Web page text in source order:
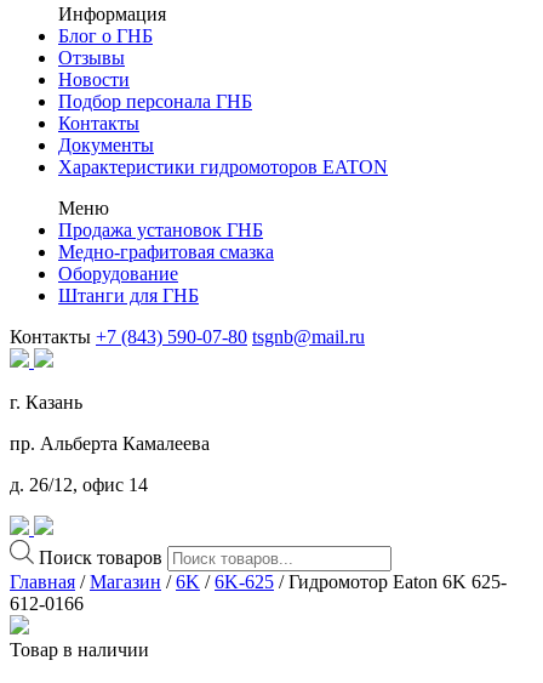
Информация
Блог о ГНБ
Отзывы
Новости
Подбор персонала ГНБ
Контакты
Документы
Характеристики гидромоторов EATON
Меню
Продажа установок ГНБ
Медно-графитовая смазка
Оборудование
Штанги для ГНБ
Контакты +7 (843) 590-07-80 tsgnb@mail.ru
г. Казань
пр. Альберта Камалеева
д. 26/12, офис 14
Поиск товаров
Главная /Магазин /6K /6K-625 / Гидромотор Eaton 6K 625-
612-0166
Товар в наличии